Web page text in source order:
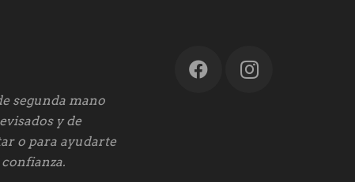
segunda mano
y de
o para ayudarte